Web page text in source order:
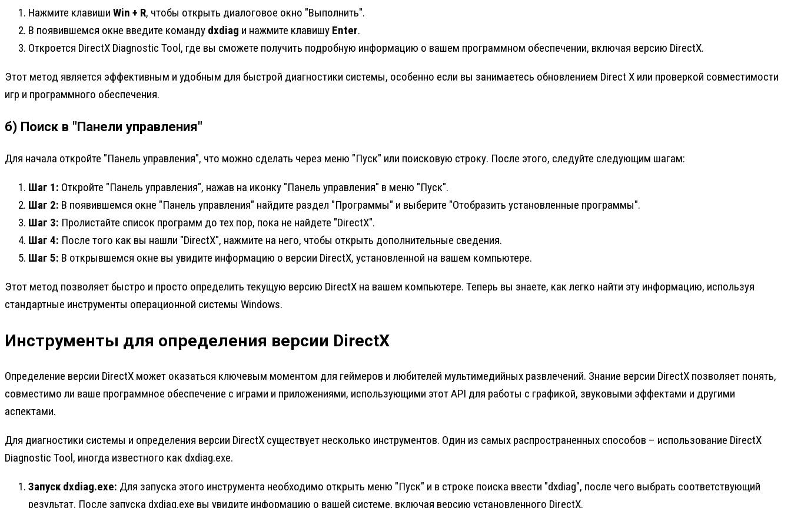
Нажмите клавиши Win + R, чтобы открыть диалоговое окно "Выполнить".
В появившемся окне введите команду dxdiag и нажмите клавишу Enter.
Откроется DirectX Diagnostic Tool, где вы сможете получить подробную информацию о вашем программном обеспечении, включая версию DirectX.
Этот метод является эффективным и удобным для быстрой диагностики системы, особенно если вы занимаетесь обновлением Direct X или проверкой совместимости
игр и программного обеспечения.
б) Поиск в "Панели управления"
Для начала откройте "Панель управления", что можно сделать через меню "Пуск" или поисковую строку. После этого, следуйте следующим шагам:
Шаг 1: Откройте "Панель управления", нажав на иконку "Панель управления" в меню "Пуск".
Шаг 2: В появившемся окне "Панель управления" найдите раздел "Программы" и выберите "Отобразить установленные программы".
Шаг 3: Пролистайте список программ до тех пор, пока не найдете "DirectX".
Шаг 4: После того как вы нашли "DirectX", нажмите на него, чтобы открыть дополнительные сведения.
Шаг 5: В открывшемся окне вы увидите информацию о версии DirectX, установленной на вашем компьютере.
Этот метод позволяет быстро и просто определить текущую версию DirectX на вашем компьютере. Теперь вы знаете, как легко найти эту информацию, используя
стандартные инструменты операционной системы Windows.
Инструменты для определения версии DirectX
Определение версии DirectX может оказаться ключевым моментом для геймеров и любителей мультимедийных развлечений. Знание версии DirectX позволяет понять,
совместимо ли ваше программное обеспечение с играми и приложениями, использующими этот API для работы с графикой, звуковыми эффектами и другими
аспектами.
Для диагностики системы и определения версии DirectX существует несколько инструментов. Один из самых распространенных способов – использование DirectX
Diagnostic Tool, иногда известного как dxdiag.exe.
Запуск dxdiag.exe: Для запуска этого инструмента необходимо открыть меню "Пуск" и в строке поиска ввести "dxdiag", после чего выбрать соответствующий
результат. После запуска dxdiag.exe вы увидите информацию о вашей системе, включая версию установленного DirectX.